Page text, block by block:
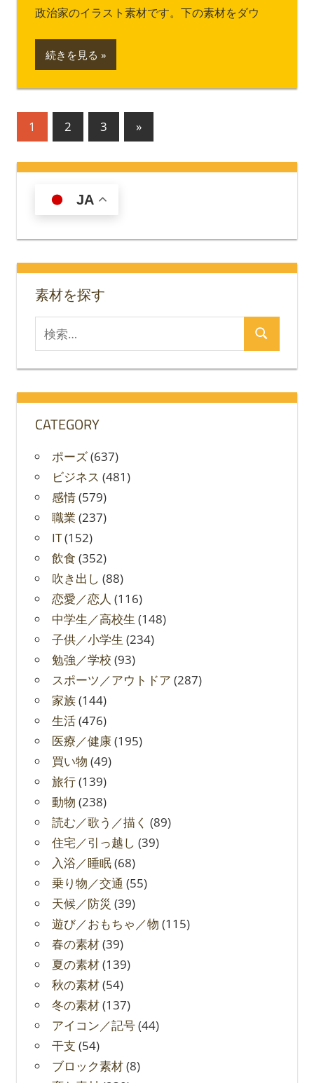
政治家のイラスト素材です。下の素材をダウ
続きを見る
投
の
ー
ジ
送
り
1 2 3
次
の
記
»
JA
素材を探す
索
対
検
CATEGORY
ポーズ(637)
ビジネス (481)
感情(579)
職業 (237)
IT(152)
飲食 (352)
吹き出し (88)
恋愛／恋人 (116)
中学生／高校生 (148)
子供／小学生 (234)
勉強／学校 (93)
スポーツ／アウトドア (287)
家族(144)
生活(476)
医療／健康(195)
買い物 (49)
旅行(139)
動物 (238)
読む／歌う／描く (89)
住宅／引っ越し (39)
入浴／睡眠(68)
乗り物／交通 (55)
天候／防災 (39)
遊び／おもちゃ／物 (115)
春の素材(39)
夏の素材(139)
秋の素材(54)
冬の素材(137)
アイコン／記号(44)
干支 (54)
ブロック素材(8)